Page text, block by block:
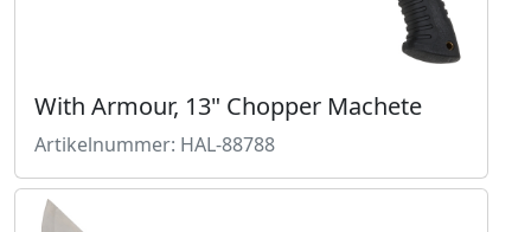
With Armour, 13" Chopper Machete
Artikelnummer: HAL-88788